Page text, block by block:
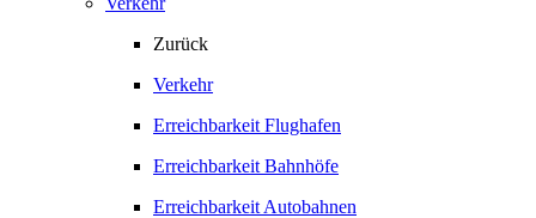
Zurück
Verkehr
Erreichbarkeit Flughafen
Erreichbarkeit Bahnhöfe
Erreichbarkeit Autobahnen